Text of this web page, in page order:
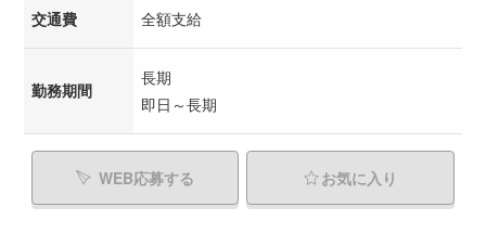
交通費 全額支給
勤務期間
長期
即日～長期
WEB応募する お気に入り